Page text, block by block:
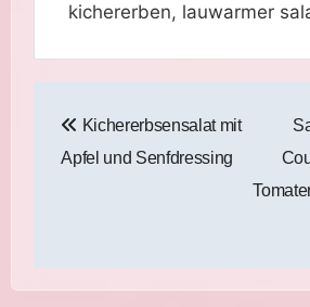
kichererben, lauwarmer
Kichererbsensalat mit
Apfel und Senfdressing